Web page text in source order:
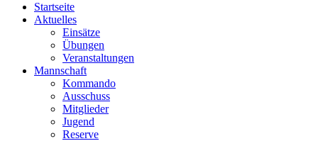
Startseite
Aktuelles
Einsätze
Übungen
Veranstaltungen
Mannschaft
Kommando
Ausschuss
Mitglieder
Jugend
Reserve